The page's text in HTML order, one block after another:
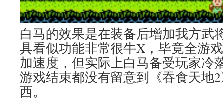
白马的效果是在装备后增加我方武
具看似功能非常很牛X，毕竟全游
加速度，但实际上白马备受玩家冷
游戏结束都没有留意到《吞食天地
西。